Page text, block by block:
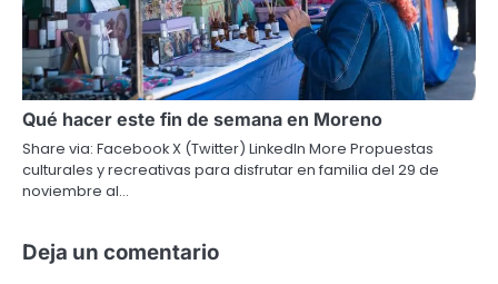
Qué hacer este fin de semana en Moreno
Share via: Facebook X (Twitter) LinkedIn More Propuestas
culturales y recreativas para disfrutar en familia del 29 de
noviembre al…
Deja un comentario